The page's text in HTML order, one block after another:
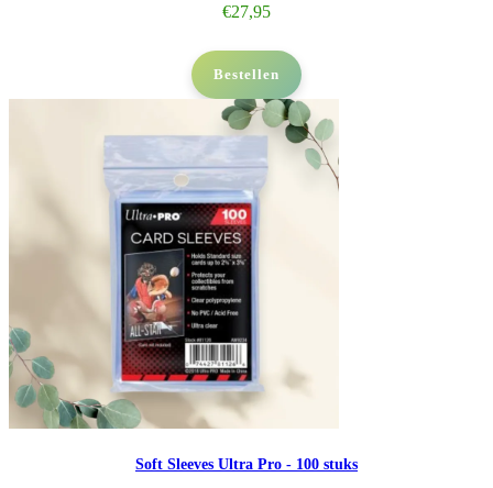
€27,95
Bestellen
Soft Sleeves Ultra Pro - 100 stuks